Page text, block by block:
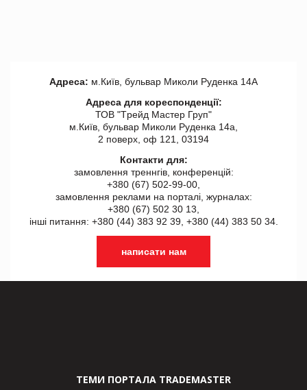
Адреса: м.Київ, бульвар Миколи Руденка 14А
Адреса для кореспонденції:
ТОВ "Tрейд Мастер Груп"
м.Київ, бульвар Миколи Руденка 14а,
2 поверх, оф 121, 03194
Контакти для:
замовлення треннгів, конференцій:
+380 (67) 502-99-00,
замовлення реклами на порталі, журналах:
+380 (67) 502 30 13,
інші питання: +380 (44) 383 92 39, +380 (44) 383 50 34.
написати нам
ТЕМИ ПОРТАЛА TRADEMASTER